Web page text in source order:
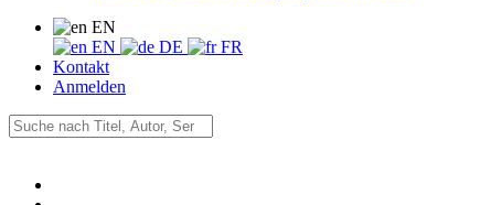
EN
EN
DE
FR
Kontakt
Anmelden